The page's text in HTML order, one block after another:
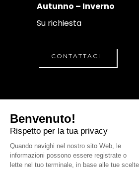
Autunno – Inverno
Su richiesta
CONTATTACI